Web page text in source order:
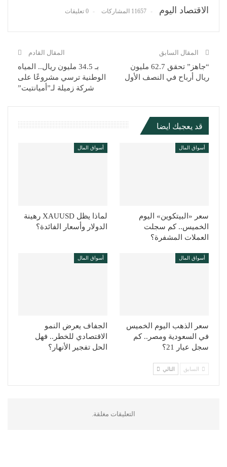
الاقتصاد اليوم 11657 المشاركات 0 تعليقات
المقال السابق
“جاهز” تحقق 62.7 مليون
ريال أرباح في النصف الأول
المقال القادم
بـ 34.5 مليون ريال.. المياه
الوطنية ترسي مشروعًا على
شركة زميلة لـ”أميانتيت”
قد يعجبك ايضا
أسواق المال
سعر «البيتكوين» اليوم
الخميس.. كم سجلت
العملات المشفرة؟
أسواق المال
لماذا يظل XAUUSD رهينة
الدولار وأسعار الفائدة؟
أسواق المال
سعر الذهب اليوم الخميس
في السعودية ومصر.. كم
سجل عيار 21؟
أسواق المال
الجفاف يعرض النمو
الاقتصادي للخطر.. فهل
الحل تفجير الأنهار؟
السابق التالي
التعليقات مغلقة.